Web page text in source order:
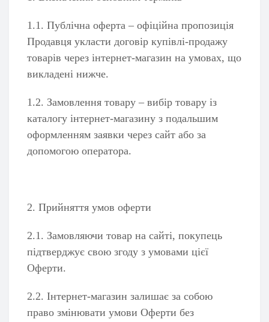
1.1. Публічна оферта – офіційна пропозиція
Продавця укласти договір купівлі-продажу
товарів через інтернет-магазин на умовах, що
викладені нижче.
1.2. Замовлення товару – вибір товару із
каталогу інтернет-магазину з подальшим
оформленням заявки через сайт або за
допомогою оператора.
2. Прийняття умов оферти
2.1. Замовляючи товар на сайті, покупець
підтверджує свою згоду з умовами цієї
Оферти.
2.2. Інтернет-магазин залишає за собою
право змінювати умови Оферти без